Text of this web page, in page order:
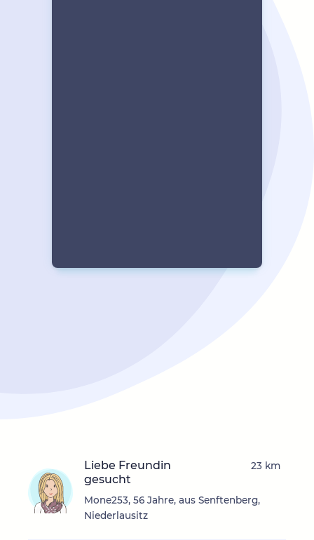
Liebe Freundin
gesucht
Mone253, 56 Jahre, aus Senftenberg,
Niederlausitz
23 km